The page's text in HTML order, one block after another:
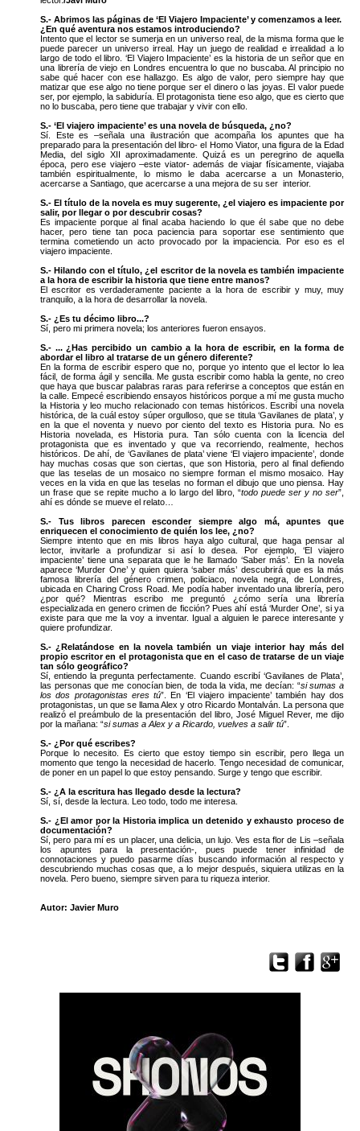
S.- Abrimos las páginas de ‘El Viajero Impaciente’ y comenzamos a leer.
¿En qué aventura nos estamos introduciendo?
Intento que el lector se sumerja en un universo real, de la misma forma que le
puede parecer un universo irreal. Hay un juego de realidad e irrealidad a lo
largo de todo el libro. ‘El Viajero Impaciente’ es la historia de un señor que en
una librería de viejo en Londres encuentra lo que no buscaba. Al principio no
sabe qué hacer con ese hallazgo. Es algo de valor, pero siempre hay que
matizar que ese algo no tiene porque ser el dinero o las joyas. El valor puede
ser, por ejemplo, la sabiduría. El protagonista tiene eso algo, que es cierto que
no lo buscaba, pero tiene que trabajar y vivir con ello.
S.- ‘El viajero impaciente’ es una novela de búsqueda, ¿no?
Sí. Este es –señala una ilustración que acompaña los apuntes que ha
preparado para la presentación del libro- el Homo Viator, una figura de la Edad
Media, del siglo XII aproximadamente. Quizá es un peregrino de aquella
época, pero ese viajero –este viator- además de viajar físicamente, viajaba
también espiritualmente, lo mismo le daba acercarse a un Monasterio,
acercarse a Santiago, que acercarse a una mejora de su ser interior.
S.- El título de la novela es muy sugerente, ¿el viajero es impaciente por
salir, por llegar o por descubrir cosas?
Es impaciente porque al final acaba haciendo lo que él sabe que no debe
hacer, pero tiene tan poca paciencia para soportar ese sentimiento que
termina cometiendo un acto provocado por la impaciencia. Por eso es el
viajero impaciente.
S.- Hilando con el título, ¿el escritor de la novela es también impaciente
a la hora de escribir la historia que tiene entre manos?
El escritor es verdaderamente paciente a la hora de escribir y muy, muy
tranquilo, a la hora de desarrollar la novela.
S.- ¿Es tu décimo libro...?
Sí, pero mi primera novela; los anteriores fueron ensayos.
S.- ... ¿Has percibido un cambio a la hora de escribir, en la forma de
abordar el libro al tratarse de un género diferente?
En la forma de escribir espero que no, porque yo intento que el lector lo lea
fácil, de forma ágil y sencilla. Me gusta escribir como habla la gente, no creo
que haya que buscar palabras raras para referirse a conceptos que están en
la calle. Empecé escribiendo ensayos históricos porque a mí me gusta mucho
la Historia y leo mucho relacionado con temas históricos. Escribí una novela
histórica, de la cuál estoy súper orgulloso, que se titula ‘Gavilanes de plata’, y
en la que el noventa y nuevo por ciento del texto es Historia pura. No es
Historia novelada, es Historia pura. Tan sólo cuenta con la licencia del
protagonista que es inventado y que va recorriendo, realmente, hechos
históricos. De ahí, de ‘Gavilanes de plata’ viene ‘El viajero impaciente’, donde
hay muchas cosas que son ciertas, que son Historia, pero al final defiendo
que las teselas de un mosaico no siempre forman el mismo mosaico. Hay
veces en la vida en que las teselas no forman el dibujo que uno piensa. Hay
un frase que se repite mucho a lo largo del libro, “todo puede ser y no ser”,
ahí es dónde se mueve el relato…
S.- Tus libros parecen esconder siempre algo má, apuntes que
enriquecen el conocimiento de quién los lee, ¿no?
Siempre intento que en mis libros haya algo cultural, que haga pensar al
lector, invitarle a profundizar si así lo desea. Por ejemplo, ‘El viajero
impaciente’ tiene una separata que le he llamado ‘Saber más’. En la novela
aparece ‘Murder One’ y quien quiera ‘saber más’ descubrirá que es la más
famosa librería del género crimen, policiaco, novela negra, de Londres,
ubicada en Charing Cross Road. Me podía haber inventado una librería, pero
¿por qué? Mientras escribo me preguntó ¿cómo sería una librería
especializada en genero crimen de ficción? Pues ahí está ‘Murder One’, si ya
existe para que me la voy a inventar. Igual a alguien le parece interesante y
quiere profundizar.
S.- ¿Relatándose en la novela también un viaje interior hay más del
propio escritor en el protagonista que en el caso de tratarse de un viaje
tan sólo geográfico?
Sí, entiendo la pregunta perfectamente. Cuando escribí ‘Gavilanes de Plata’,
las personas que me conocían bien, de toda la vida, me decían: “si sumas a
los dos protagonistas eres tú”. En ‘El viajero impaciente’ también hay dos
protagonistas, un que se llama Alex y otro Ricardo Montalván. La persona que
realizó el preámbulo de la presentación del libro, José Miguel Rever, me dijo
por la mañana: “si sumas a Alex y a Ricardo, vuelves a salir tú”.
S.- ¿Por qué escribes?
Porque lo necesito. Es cierto que estoy tiempo sin escribir, pero llega un
momento que tengo la necesidad de hacerlo. Tengo necesidad de comunicar,
de poner en un papel lo que estoy pensando. Surge y tengo que escribir.
S.- ¿A la escritura has llegado desde la lectura?
Sí, sí, desde la lectura. Leo todo, todo me interesa.
S.- ¿El amor por la Historia implica un detenido y exhausto proceso de
documentación?
Sí, pero para mí es un placer, una delicia, un lujo. Ves esta flor de Lis –señala
los apuntes para la presentación-, pues puede tener infinidad de
connotaciones y puedo pasarme días buscando información al respecto y
descubriendo muchas cosas que, a lo mejor después, siquiera utilizas en la
novela. Pero bueno, siempre sirven para tu riqueza interior.
Autor: Javier Muro